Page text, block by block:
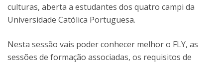
culturas, aberta a estudantes dos quatro campi da
Universidade Católica Portuguesa.
Nesta sessão vais poder conhecer melhor o FLY, as
sessões de formação associadas, os requisitos de